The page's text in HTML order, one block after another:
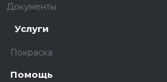
Документы
Услуги
Покраска
Помощь